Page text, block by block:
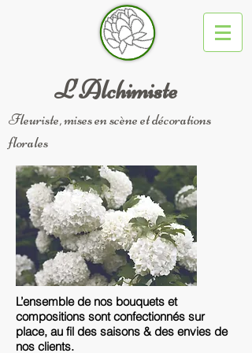
Fleuriste, mises en scène et décorations
florales
L'Alchimiste
L’ensemble de nos bouquets et
compositions sont confectionnés sur
place, au fil des saisons & des envies de
nos clients.